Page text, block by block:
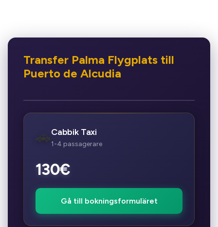
Transfer Palma Flygplats till
Puerto de Alcudia
🚗Cabbik Taxi
1-4 passagerare
130€
Gå till bokningsformuläret